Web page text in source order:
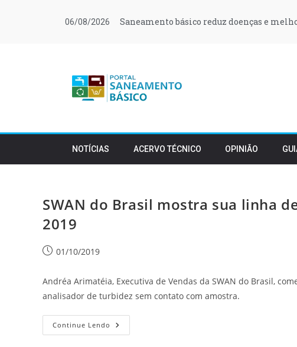
06/08/2026 Saneamento básico reduz doenças e
NOTÍCIAS ACERVO TÉCNICO OPINIÃO
SWAN do Brasil mostra sua linha
2019
01/10/2019
Andréa Arimatéia, Executiva de Vendas da SWAN do Brasil,
analisador de turbidez sem contato com amostra.
Continue Lendo